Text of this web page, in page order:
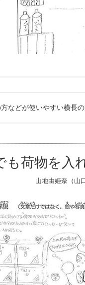
などが使いやすい横長
も荷物を入
山地由姫奈（山